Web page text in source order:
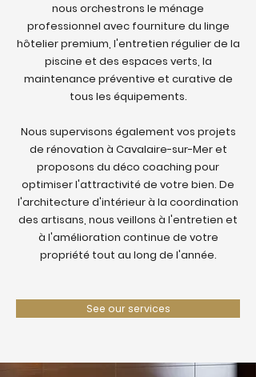
nous orchestrons le ménage
professionnel avec fourniture du linge
hôtelier premium, l'entretien régulier de la
piscine et des espaces verts, la
maintenance préventive et curative de
tous les équipements.
Nous supervisons également vos projets
de rénovation à Cavalaire-sur-Mer et
proposons du déco coaching pour
optimiser l'attractivité de votre bien. De
l'architecture d'intérieur à la coordination
des artisans, nous veillons à l'entretien et
à l'amélioration continue de votre
propriété tout au long de l'année.
See our services